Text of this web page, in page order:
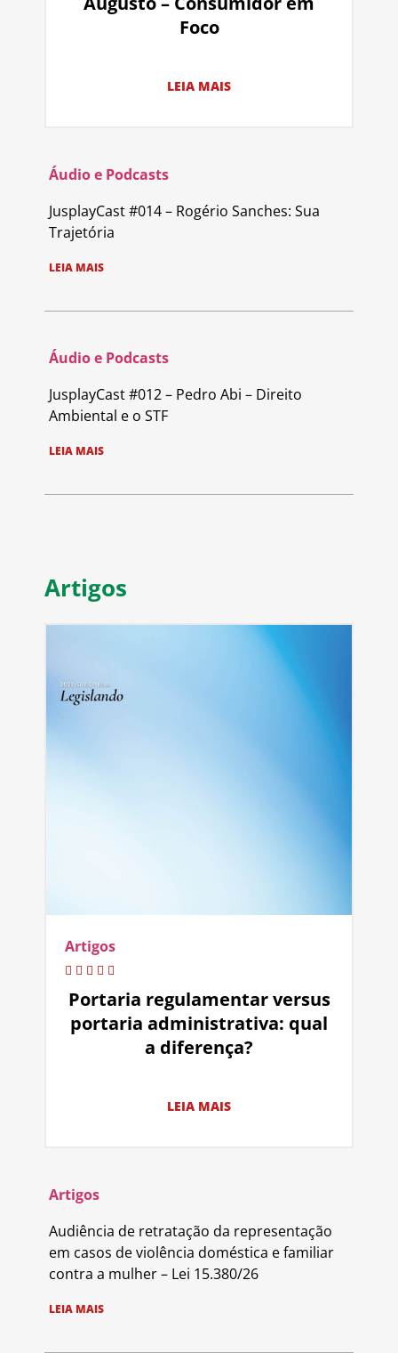
Foco
LEIA MAIS
Áudio e Podcasts
JusplayCast #014 – Rogério Sanches: Sua
Trajetória
LEIA MAIS
Áudio e Podcasts
JusplayCast #012 – Pedro Abi – Direito
Ambiental e o STF
LEIA MAIS
Artigos
Artigos
Portaria regulamentar versus
portaria administrativa: qual
a diferença?
LEIA MAIS
Artigos
Audiência de retratação da representação
em casos de violência doméstica e familiar
contra a mulher – Lei 15.380/26
LEIA MAIS